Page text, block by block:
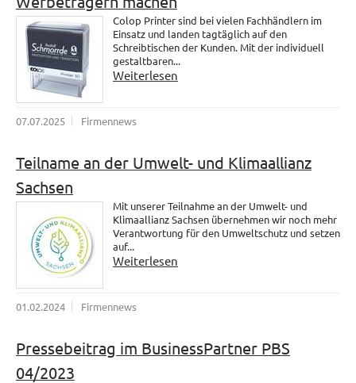
Colop Printer sind bei vielen Fachhändlern im
Einsatz und landen tagtäglich auf den
Schreibtischen der Kunden. Mit der individuell
gestaltbaren...
Weiterlesen
07.07.2025 Firmennews
Teilname an der Umwelt- und Klimaallianz
Sachsen
Mit unserer Teilnahme an der Umwelt- und
Klimaallianz Sachsen übernehmen wir noch mehr
Verantwortung für den Umweltschutz und setzen
auf...
Weiterlesen
01.02.2024 Firmennews
Pressebeitrag im BusinessPartner PBS
04/2023